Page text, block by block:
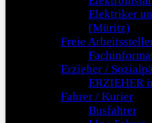
Elektriker
(Müritz)
Freie
Erzieher /
ERZIEHER
Fahrer / Kurier
Busfahrer